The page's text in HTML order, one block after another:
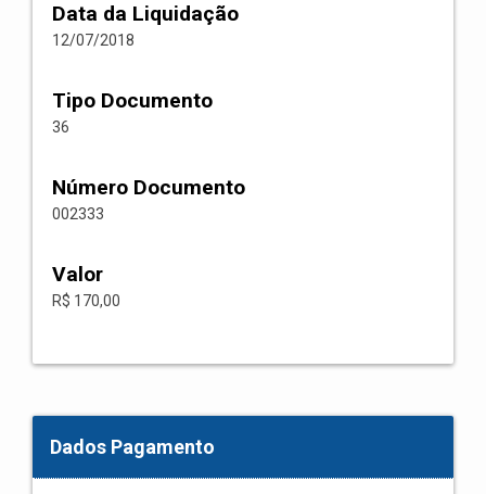
Data da Liquidação
12/07/2018
Tipo Documento
36
Número Documento
002333
Valor
R$ 170,00
Dados Pagamento